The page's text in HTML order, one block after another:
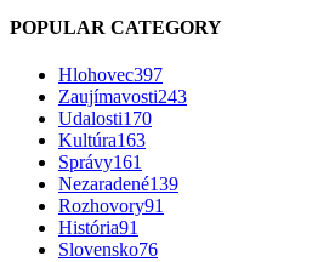
POPULAR CATEGORY
Hlohovec397
Zaujímavosti243
Udalosti170
Kultúra163
Správy161
Nezaradené139
Rozhovory91
História91
Slovensko76